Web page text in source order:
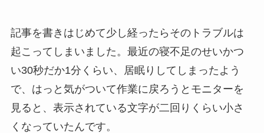
記事を書きはじめて少し経ったらそのトラブルは
起こってしまいました。最近の寝不足のせいかつ
い30秒だか1分くらい、居眠りしてしまったよう
で、はっと気がついて作業に戻ろうとモニターを
見ると、表示されている文字が二回りくらい小さ
くなっていたんです。